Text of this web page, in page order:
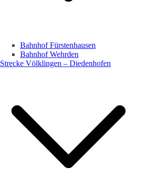
Bahnhof Fürstenhausen
Bahnhof Wehrden
Strecke Völklingen – Diedenhofen